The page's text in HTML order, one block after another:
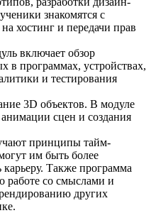
знакомятся с
хостинг и передачи прав
включает обзор
в программах, устройствах,
и тестирования
3D объектов. В модуле
сцен и создания
принципы тайм-
им быть более
Также программа
работе со смыслами и
других